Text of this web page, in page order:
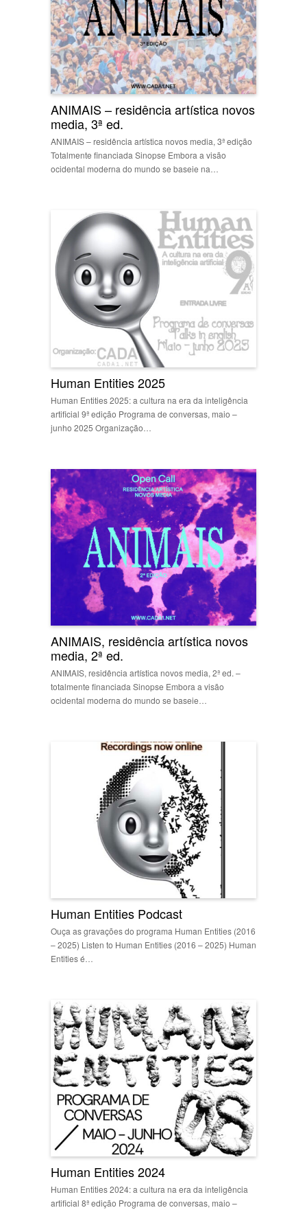
ANIMAIS – residência artística novos
media, 3ª ed.
ANIMAIS – residência artística novos media, 3ª edição
Totalmente financiada Sinopse Embora a visão
ocidental moderna do mundo se baseie na…
Human Entities 2025
Human Entities 2025: a cultura na era da inteligência
artificial 9ª edição Programa de conversas, maio –
junho 2025 Organização…
ANIMAIS, residência artística novos
media, 2ª ed.
ANIMAIS, residência artística novos media, 2ª ed. –
totalmente financiada Sinopse Embora a visão
ocidental moderna do mundo se baseie…
Human Entities Podcast
Ouça as gravações do programa Human Entities (2016
– 2025) Listen to Human Entities (2016 – 2025) Human
Entities é…
Human Entities 2024
Human Entities 2024: a cultura na era da inteligência
artificial 8ª edição Programa de conversas, maio –